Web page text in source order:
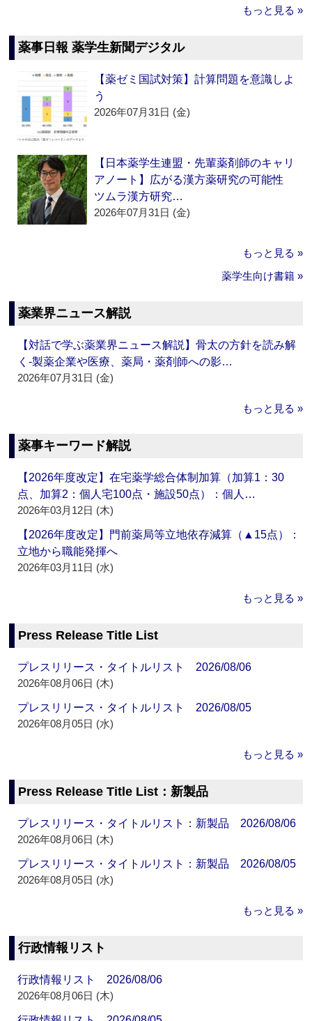
もっと見る »
薬事日報 薬学生新聞デジタル
【薬ゼミ国試対策】計算問題を意識しよ
う
2026年07月31日 (金)
【日本薬学生連盟・先輩薬剤師のキャリ
アノート】広がる漢方薬研究の可能性
ツムラ漢方研究…
2026年07月31日 (金)
もっと見る »
薬学生向け書籍 »
薬業界ニュース解説
【対話で学ぶ薬業界ニュース解説】骨太の方針を読み解
く‐製薬企業や医療、薬局・薬剤師への影…
2026年07月31日 (金)
もっと見る »
薬事キーワード解説
【2026年度改定】在宅薬学総合体制加算（加算1：30
点、加算2：個人宅100点・施設50点）：個人…
2026年03月12日 (木)
【2026年度改定】門前薬局等立地依存減算（▲15点）：
立地から職能発揮へ
2026年03月11日 (水)
もっと見る »
Press Release Title List
プレスリリース・タイトルリスト 2026/08/06
2026年08月06日 (木)
プレスリリース・タイトルリスト 2026/08/05
2026年08月05日 (水)
もっと見る »
Press Release Title List：新製品
プレスリリース・タイトルリスト：新製品 2026/08/06
2026年08月06日 (木)
プレスリリース・タイトルリスト：新製品 2026/08/05
2026年08月05日 (水)
もっと見る »
行政情報リスト
行政情報リスト 2026/08/06
2026年08月06日 (木)